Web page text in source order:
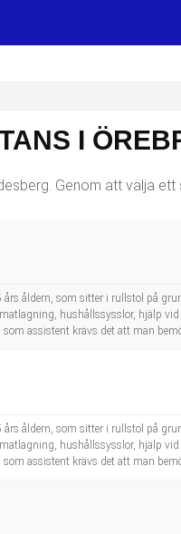
I
Genom att välja
åldern, som sitter i rullstol på
hushållssysslor, hjälp
assistent krävs det att man
åldern, som sitter i rullstol på
hushållssysslor, hjälp
assistent krävs det att man